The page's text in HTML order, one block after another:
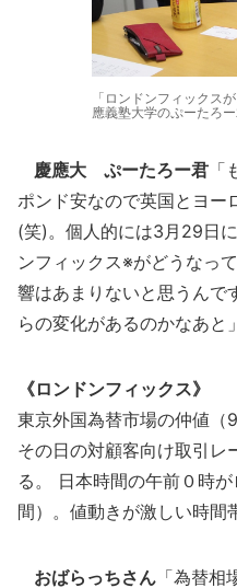
「ロンドンフィックス
應義塾大学のぷーたろ
慶應大 ぷーたろー君
ポンド安なので英国とヨー
(笑)。個人的には3月29日
ンフィックス※がどうなっ
響はあまりないと思うんで
らの変化があるのかなあと」
《ロンドンフィックス》
東京外国為替市場の仲値（
その日の対顧客向け取引レ
る。 日本時間の午前０時
間）。値動きが激しい時間
おばらっちさん 「為替